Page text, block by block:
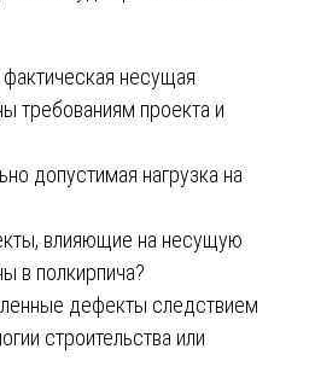
фактическая несущая
требованиям проекта и
допустимая нагрузка на
влияющие на несущую
в полкирпича?
дефекты следствием
строительства или